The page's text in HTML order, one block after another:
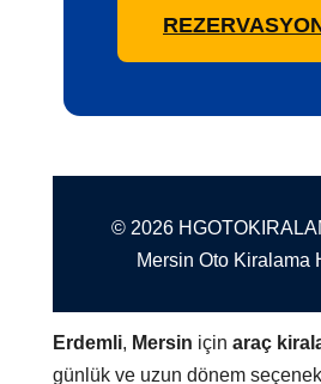
© 2026
Mersin Oto Kiralama
Erdemli, Mersin içinaraç
günlük ve uzun dönem